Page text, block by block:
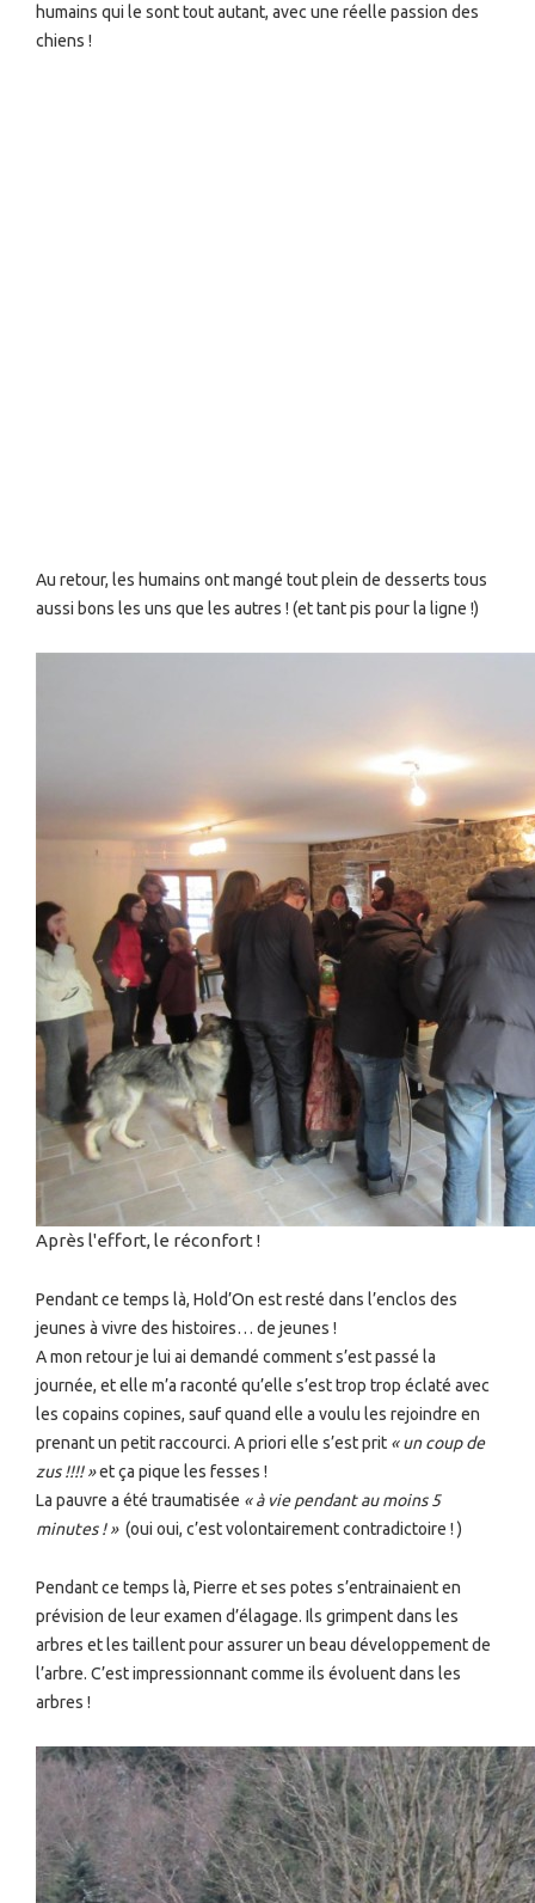
humains qui le sont tout autant, avec une réelle passion des
chiens !
Au retour, les humains ont mangé tout plein de desserts tous
aussi bons les uns que les autres ! (et tant pis pour la ligne !)
Après l'effort, le réconfort !
Pendant ce temps là, Hold’On est resté dans l’enclos des
jeunes à vivre des histoires… de jeunes !
A mon retour je lui ai demandé comment s’est passé la
journée, et elle m’a raconté qu’elle s’est trop trop éclaté avec
les copains copines, sauf quand elle a voulu les rejoindre en
prenant un petit raccourci. A priori elle s’est prit « un coup de
zus !!!! »et ça pique les fesses !
La pauvre a été traumatisée « à vie pendant au moins 5
minutes ! »(oui oui, c’est volontairement contradictoire ! )
Pendant ce temps là, Pierre et ses potes s’entrainaient en
prévision de leur examen d’élagage. Ils grimpent dans les
arbres et les taillent pour assurer un beau développement de
l’arbre. C’est impressionnant comme ils évoluent dans les
arbres !